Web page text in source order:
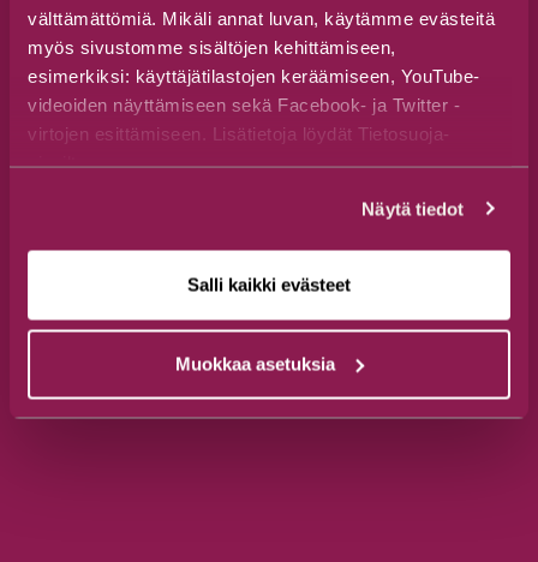
välttämättömiä. Mikäli annat luvan, käytämme evästeitä
myös sivustomme sisältöjen kehittämiseen,
esimerkiksi: käyttäjätilastojen keräämiseen, YouTube-
videoiden näyttämiseen sekä Facebook- ja Twitter -
virtojen esittämiseen. Lisätietoja löydät Tietosuoja-
sivuiltamme.
Näytä tiedot
Salli kaikki evästeet
Muokkaa asetuksia
+358 44 777 3250
visit(at)suomussalmi.fi
(15.6.-9.8.) ma-pe 9–18 & la-su 10–18